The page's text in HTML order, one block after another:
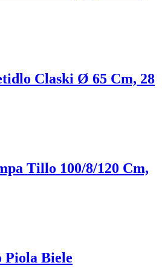
Claski Ø 65 Cm, 28
Tillo 100/8/120 Cm,
Piola Biele